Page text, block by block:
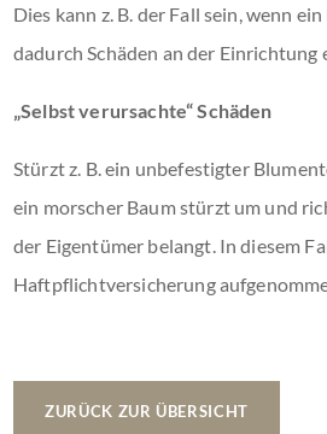
Dies kann z. B. der Fall sein, wenn
dadurch Schäden an der Einrichtung
„Selbst verursachte“ Schäden
Stürzt z. B. ein unbefestigter
ein morscher Baum stürzt um und
der Eigentümer belangt. In diesem
Haftpflichtversicherung
ZURÜCK ZUR ÜBERSICHT